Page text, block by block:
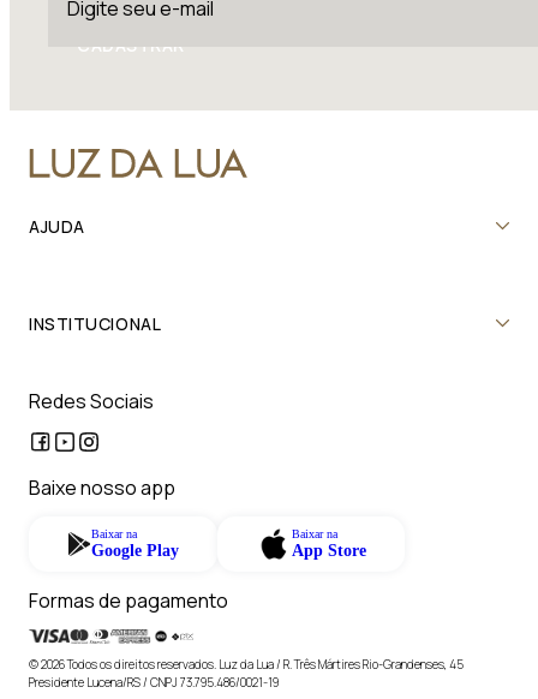
CADASTRAR
AJUDA
INSTITUCIONAL
Redes Sociais
Baixe nosso app
Baixar na
Google Play
Baixar na
App Store
Formas de pagamento
© 2026 Todos os direitos reservados. Luz da Lua / R. Três Mártires Rio-Grandenses, 45
Presidente Lucena/RS / CNPJ 73.795.486/0021-19